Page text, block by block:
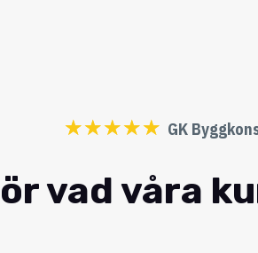
☆☆☆☆☆ GK
vad våra